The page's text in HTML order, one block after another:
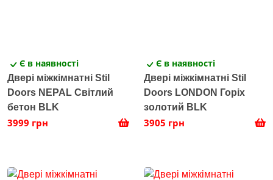
Є в наявності
Двері міжкімнатні Stil
Doors NEPAL Світлий
бетон BLK
3999 грн
Є в наявності
Двері міжкімнатні Stil
Doors LONDON Горіх
золотий BLK
3905 грн